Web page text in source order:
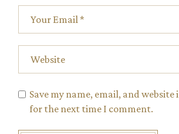
Save my name, email, and
for the next time I comment.